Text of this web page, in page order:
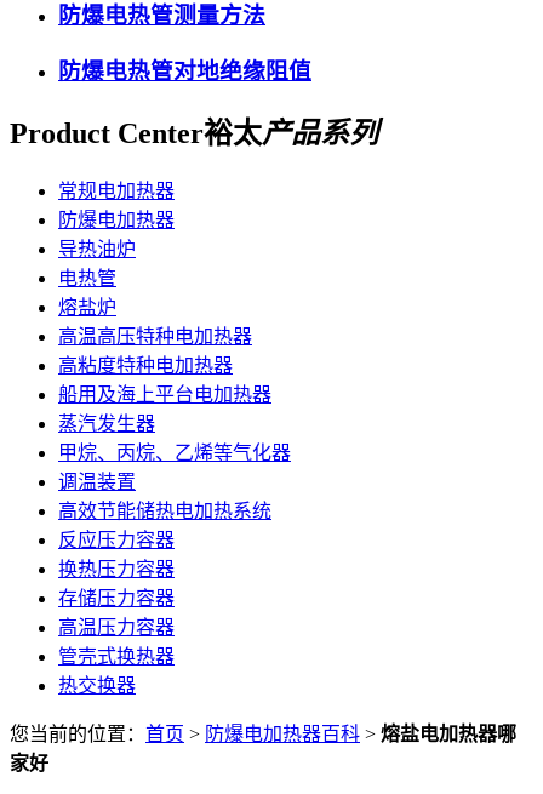
防爆电热管测量方法
防爆电热管对地绝缘阻值
Product Center裕太产品系列
常规电加热器
防爆电加热器
导热油炉
电热管
熔盐炉
高温高压特种电加热器
高粘度特种电加热器
船用及海上平台电加热器
蒸汽发生器
甲烷、丙烷、乙烯等气化器
调温装置
高效节能储热电加热系统
反应压力容器
换热压力容器
存储压力容器
高温压力容器
管壳式换热器
热交换器
您当前的位置： 首页 > 防爆电加热器百科 > 熔盐电加热器哪
家好